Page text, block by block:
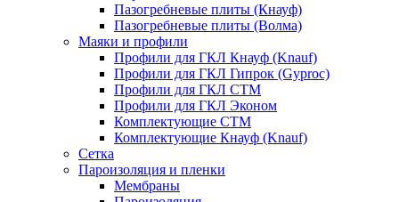
Пазогребневые плиты (Кнауф)
Пазогребневые плиты (Волма)
Маяки и профили
Профили для ГКЛ Кнауф (Knauf)
Профили для ГКЛ Гипрок (Gyproc)
Профили для ГКЛ СТМ
Профили для ГКЛ Эконом
Комплектующие СТМ
Комплектующие Кнауф (Knauf)
Сетка
Пароизоляция и пленки
Мембраны